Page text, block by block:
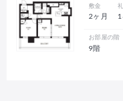
敷金
2ヶ月 1
お部屋の階
9階